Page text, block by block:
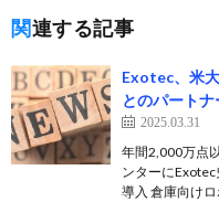
関連する記事
Exotec、米
とのパート
2025.03.31
年間2,000万点
ンターに
導入 倉庫向け